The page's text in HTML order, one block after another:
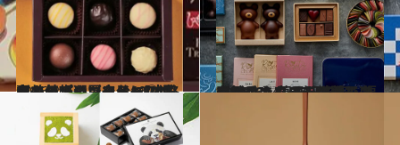
2026.2.6
【カルディコーヒーファームのバレンタイン】週末の外出ついで＆1000円台で気軽に買える、“本格チョコ”6選〈自分へのご褒美、プチギフトに◎〉
グルメ 2026.1.24
【DEAN & DELUCAで選ぶバレンタインの贈りもの2026】菓子研究家・福田里香さんコラボ菓子に老舗ショコラトリー、スターシェフの新作も！
グルメ